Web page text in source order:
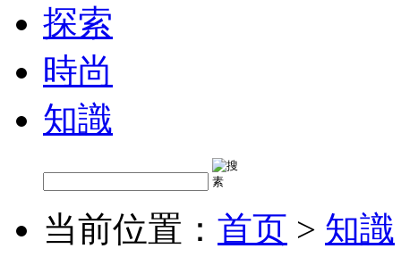
探索
時尚
知識
当前位置： 首页 > 知識